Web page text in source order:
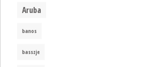
Aruba
banos
basszje